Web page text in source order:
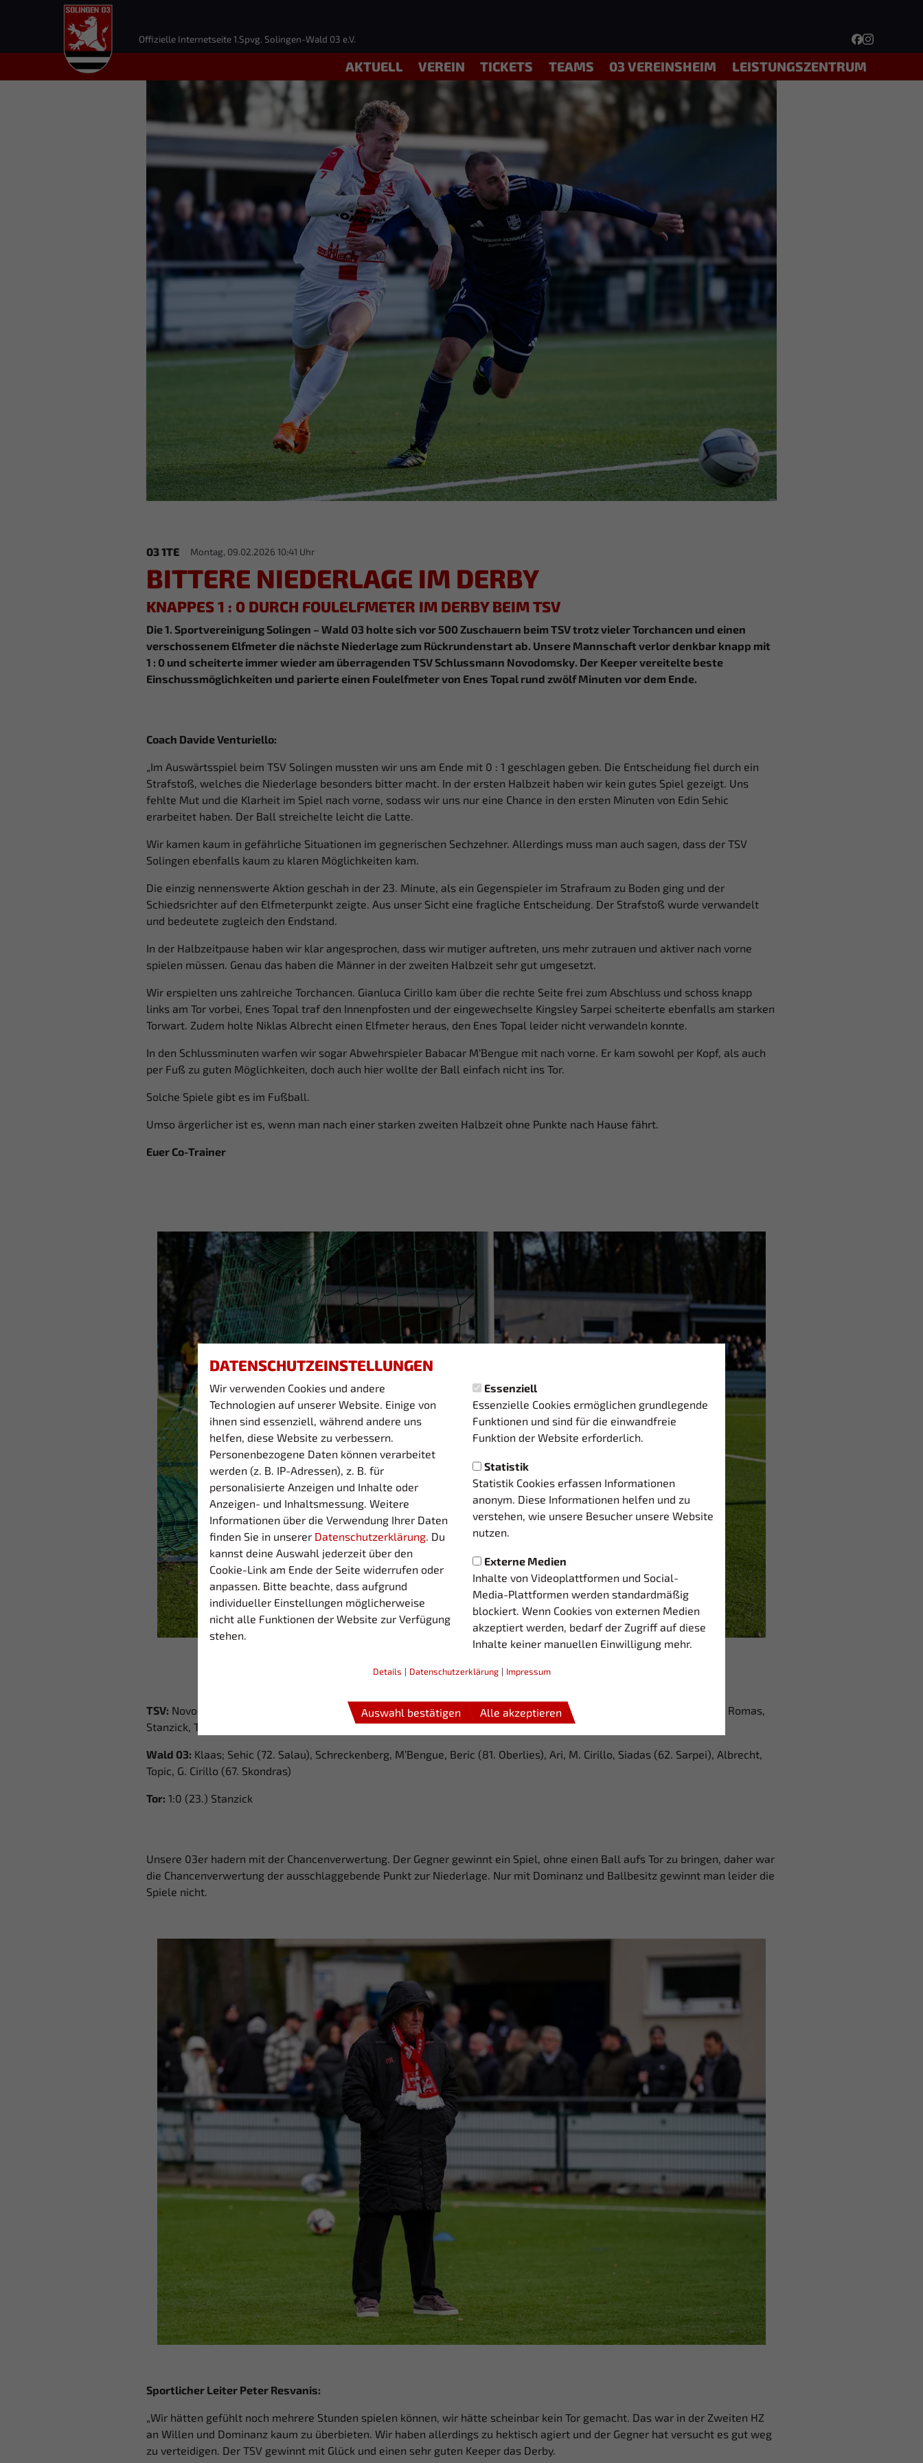
DATENSCHUTZEINSTELLUNGEN
Wir verwenden Cookies und andere
Technologien auf unserer Website. Einige von
ihnen sind essenziell, während andere uns
helfen, diese Website zu verbessern.
Personenbezogene Daten können verarbeitet
werden (z. B. IP-Adressen), z. B. für
personalisierte Anzeigen und Inhalte oder
Anzeigen- und Inhaltsmessung. Weitere
Informationen über die Verwendung Ihrer Daten
finden Sie in unserer Datenschutzerklärung. Du
kannst deine Auswahl jederzeit über den
Cookie-Link am Ende der Seite widerrufen oder
anpassen. Bitte beachte, dass aufgrund
individueller Einstellungen möglicherweise
nicht alle Funktionen der Website zur Verfügung
stehen.
Essenziell
Essenzielle Cookies ermöglichen grundlegende
Funktionen und sind für die einwandfreie
Funktion der Website erforderlich.
Statistik
Statistik Cookies erfassen Informationen
anonym. Diese Informationen helfen und zu
verstehen, wie unsere Besucher unsere Website
nutzen.
Externe Medien
Inhalte von Videoplattformen und Social-
Media-Plattformen werden standardmäßig
blockiert. Wenn Cookies von externen Medien
akzeptiert werden, bedarf der Zugriff auf diese
Inhalte keiner manuellen Einwilligung mehr.
Details | Datenschutzerklärung | Impressum
Auswahl bestätigen Alle akzeptieren
Offizielle Internetseite 1.Spvg. Solingen-Wald 03 e.V.
AKTUELL VEREIN TICKETS TEAMS 03 VEREINSHEIM LEISTUNGSZENTRUM
03 1TE Montag, 09.02.2026 10:41 Uhr
BITTERE NIEDERLAGE IM DERBY
KNAPPES 1 : 0 DURCH FOULELFMETER IM DERBY BEIM TSV
Die 1. Sportvereinigung Solingen – Wald 03 holte sich vor 500 Zuschauern beim TSV trotz vieler Torchancen und einen
verschossenem Elfmeter die nächste Niederlage zum Rückrundenstart ab. Unsere Mannschaft verlor denkbar knapp mit
1 : 0 und scheiterte immer wieder am überragenden TSV Schlussmann Novodomsky. Der Keeper vereitelte beste
Einschussmöglichkeiten und parierte einen Foulelfmeter von Enes Topal rund zwölf Minuten vor dem Ende.
Coach Davide Venturiello:
„Im Auswärtsspiel beim TSV Solingen mussten wir uns am Ende mit 0 : 1 geschlagen geben. Die Entscheidung fiel durch ein
Strafstoß, welches die Niederlage besonders bitter macht. In der ersten Halbzeit haben wir kein gutes Spiel gezeigt. Uns
fehlte Mut und die Klarheit im Spiel nach vorne, sodass wir uns nur eine Chance in den ersten Minuten von Edin Sehic
erarbeitet haben. Der Ball streichelte leicht die Latte.
Wir kamen kaum in gefährliche Situationen im gegnerischen Sechzehner. Allerdings muss man auch sagen, dass der TSV
Solingen ebenfalls kaum zu klaren Möglichkeiten kam.
Die einzig nennenswerte Aktion geschah in der 23. Minute, als ein Gegenspieler im Strafraum zu Boden ging und der
Schiedsrichter auf den Elfmeterpunkt zeigte. Aus unser Sicht eine fragliche Entscheidung. Der Strafstoß wurde verwandelt
und bedeutete zugleich den Endstand.
In der Halbzeitpause haben wir klar angesprochen, dass wir mutiger auftreten, uns mehr zutrauen und aktiver nach vorne
spielen müssen. Genau das haben die Männer in der zweiten Halbzeit sehr gut umgesetzt.
Wir erspielten uns zahlreiche Torchancen. Gianluca Cirillo kam über die rechte Seite frei zum Abschluss und schoss knapp
links am Tor vorbei, Enes Topal traf den Innenpfosten und der eingewechselte Kingsley Sarpei scheiterte ebenfalls am starken
Torwart. Zudem holte Niklas Albrecht einen Elfmeter heraus, den Enes Topal leider nicht verwandeln konnte.
In den Schlussminuten warfen wir sogar Abwehrspieler Babacar M‘Bengue mit nach vorne. Er kam sowohl per Kopf, als auch
per Fuß zu guten Möglichkeiten, doch auch hier wollte der Ball einfach nicht ins Tor.
Solche Spiele gibt es im Fußball.
Umso ärgerlicher ist es, wenn man nach einer starken zweiten Halbzeit ohne Punkte nach Hause fährt.
Euer Co-Trainer
TSV: Novodomsky; Reck (88. Rüdingloh), Gerasch, Ciavarella (75. Ben Zid), Beckmann, Schwarz, Klatt (83. Dittmann), Romas,
Stanzick, Teske (90. + 2 Kelava), Weber (69. Niedworok)
Wald 03: Klaas; Sehic (72. Salau), Schreckenberg, M’Bengue, Beric (81. Oberlies), Ari, M. Cirillo, Siadas (62. Sarpei), Albrecht,
Topic, G. Cirillo (67. Skondras)
Tor: 1:0 (23.) Stanzick
Unsere 03er hadern mit der Chancenverwertung. Der Gegner gewinnt ein Spiel, ohne einen Ball aufs Tor zu bringen, daher war
die Chancenverwertung der ausschlaggebende Punkt zur Niederlage. Nur mit Dominanz und Ballbesitz gewinnt man leider die
Spiele nicht.
Sportlicher Leiter Peter Resvanis:
„Wir hätten gefühlt noch mehrere Stunden spielen können, wir hätte scheinbar kein Tor gemacht. Das war in der Zweiten HZ
an Willen und Dominanz kaum zu überbieten. Wir haben allerdings zu hektisch agiert und der Gegner hat versucht es gut weg
zu verteidigen. Der TSV gewinnt mit Glück und einen sehr guten Keeper das Derby.